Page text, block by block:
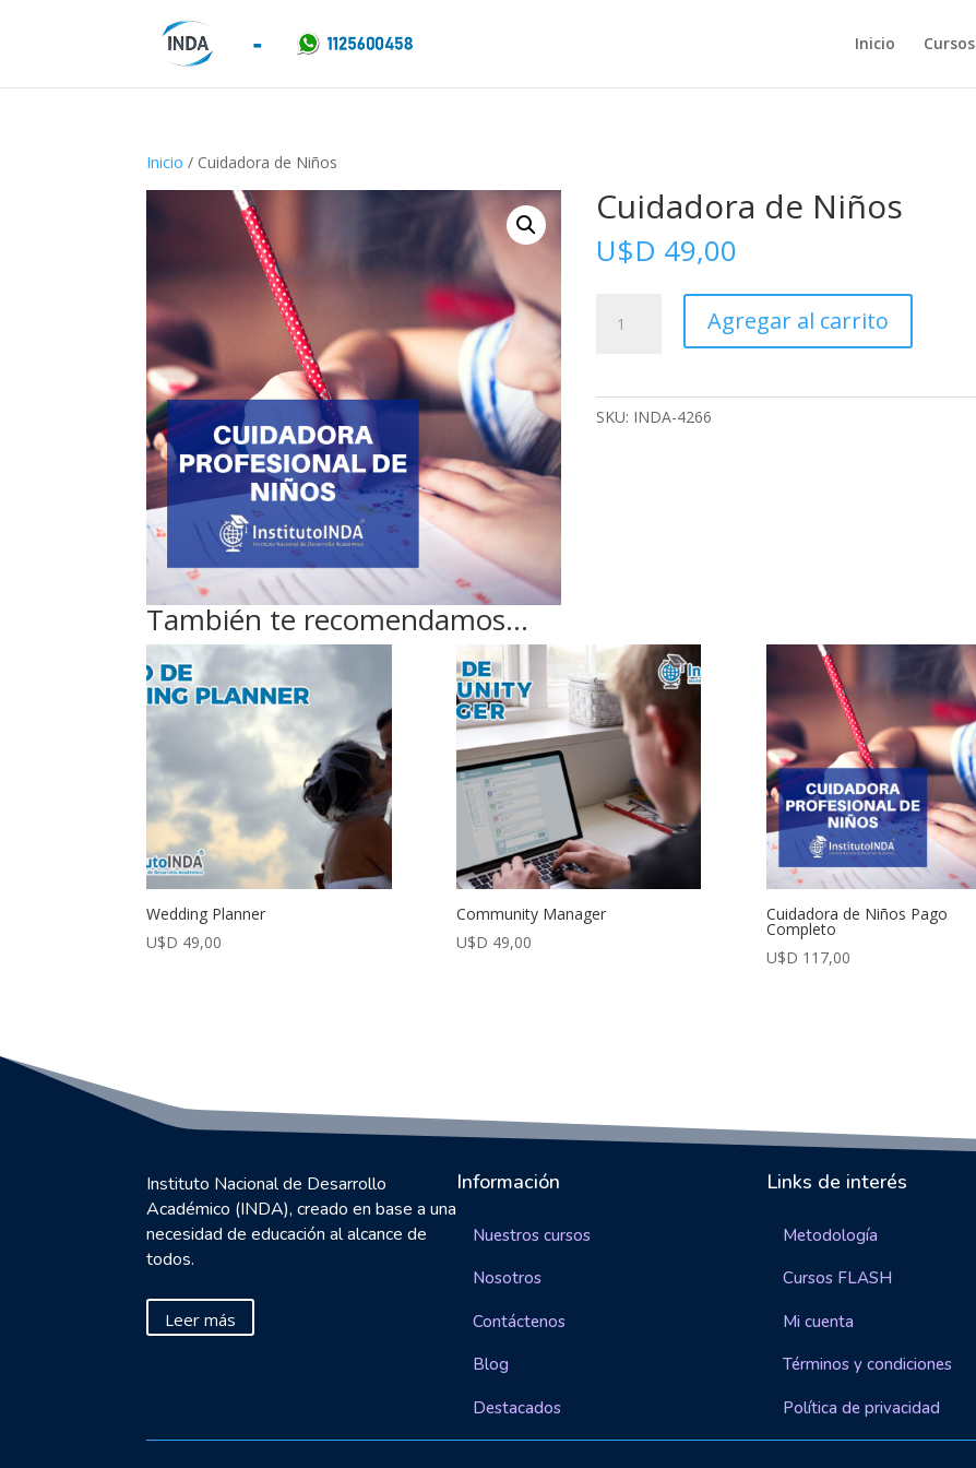
Inicio Cursos
Inicio / Cuidadora de Niños
Cuidadora de Niños
U$D 49,00
Agregar al carrito
SKU: INDA-4266
También te recomendamos…
Wedding Planner
U$D 49,00
Community Manager
U$D 49,00
Cuidadora de Niños Pago
Completo
U$D 117,00
Instituto Nacional de Desarrollo
Académico (INDA), creado en base a una
necesidad de educación al alcance de
todos.
Leer más
Información
Nuestros cursos
Nosotros
Contáctenos
Blog
Destacados
Links de interés
Metodología
Cursos FLASH
Mi cuenta
Términos y condiciones
Política de privacidad